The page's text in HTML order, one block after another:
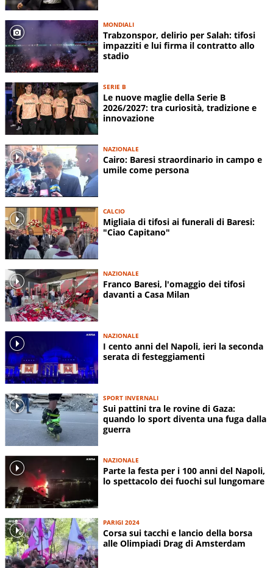
MONDIALI
Trabzonspor, delirio per Salah: tifosi
impazziti e lui firma il contratto allo
stadio
SERIE B
Le nuove maglie della Serie B
2026/2027: tra curiosità, tradizione e
innovazione
NAZIONALE
Cairo: Baresi straordinario in campo e
umile come persona
CALCIO
Migliaia di tifosi ai funerali di Baresi:
"Ciao Capitano"
NAZIONALE
Franco Baresi, l'omaggio dei tifosi
davanti a Casa Milan
NAZIONALE
I cento anni del Napoli, ieri la seconda
serata di festeggiamenti
SPORT INVERNALI
Sui pattini tra le rovine di Gaza:
quando lo sport diventa una fuga dalla
guerra
NAZIONALE
Parte la festa per i 100 anni del Napoli,
lo spettacolo dei fuochi sul lungomare
PARIGI 2024
Corsa sui tacchi e lancio della borsa
alle Olimpiadi Drag di Amsterdam